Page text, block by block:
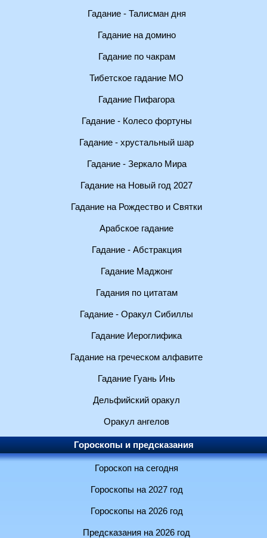
Гадание - Талисман дня
Гадание на домино
Гадание по чакрам
Тибетское гадание МО
Гадание Пифагора
Гадание - Колесо фортуны
Гадание - хрустальный шар
Гадание - Зеркало Мира
Гадание на Новый год 2027
Гадание на Рождество и Святки
Арабское гадание
Гадание - Абстракция
Гадание Маджонг
Гадания по цитатам
Гадание - Оракул Сибиллы
Гадание Иероглифика
Гадание на греческом алфавите
Гадание Гуань Инь
Дельфийский оракул
Оракул ангелов
Гороскопы и предсказания
Гороскоп на сегодня
Гороскопы на 2027 год
Гороскопы на 2026 год
Предсказания на 2026 год